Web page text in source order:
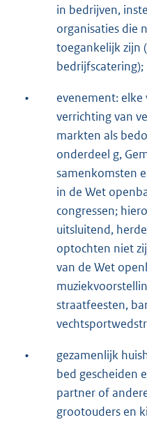
in bedrijven,
organisaties die
toegankelijk zijn
bedrijfscatering);
•
evenement:
verrichting van
markten als
onderdeel g,
samenkomsten
in de Wet
congressen;
uitsluitend,
optochten niet
van de Wet
straatfeesten,
•
gezamenlijk
bed gescheiden
partner of
grootouders en